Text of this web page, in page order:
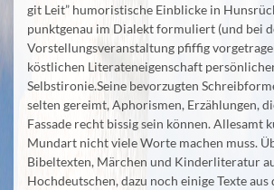
git Leit” humoristische Einblicke in
punktgenau im Dialekt formuliert (und bei
Vorstellungsveranstaltung pfiffig
köstlichen Literateneigenschaft
Selbstironie.Seine bevorzugten
selten gereimt, Aphorismen, Erzählungen,
Fassade recht bissig sein können. Allesamt
Mundart nicht viele Worte machen muss.
Bibeltexten, Märchen und Kinderliteratur
Hochdeutschen, dazu noch einige Texte